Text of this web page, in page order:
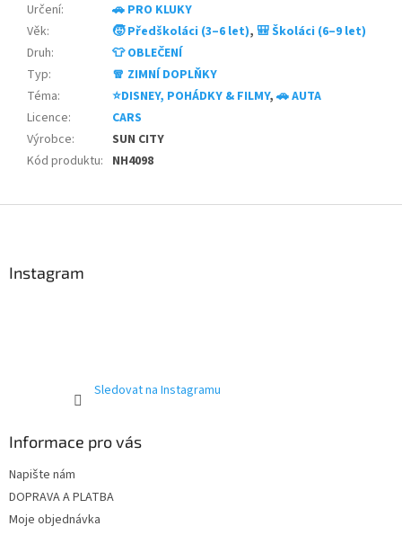
Určení:
🚗 PRO KLUKY
Věk: 🧒 Předškoláci (3–6 let), 🎒 Školáci (6–9 let)
Druh:
👕 OBLEČENÍ
Typ:
🧣 ZIMNÍ DOPLŇKY
Téma: ⭐DISNEY, POHÁDKY & FILMY, 🚗 AUTA
Licence:
CARS
Výrobce:
SUN CITY
Kód produktu: NH4098
Instagram
Sledovat na Instagramu
Informace pro vás
Napište nám
DOPRAVA A PLATBA
Moje objednávka